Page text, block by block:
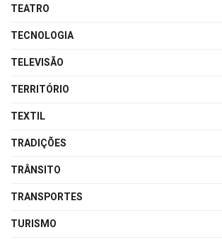
TEATRO
TECNOLOGIA
TELEVISÃO
TERRITÓRIO
TEXTIL
TRADIÇÕES
TRÂNSITO
TRANSPORTES
TURISMO